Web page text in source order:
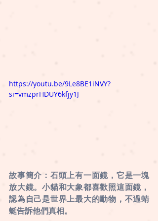
https://youtu.be/9Le8BE1iNVY?
si=vmzprHDUY6kfjy1J
故事簡介：石頭上有一面鏡，它是一塊
放大鏡。小貓和大象都喜歡照這面鏡，
認為自己是世界上最大的動物，不過蜻
蜓告訴他們真相。